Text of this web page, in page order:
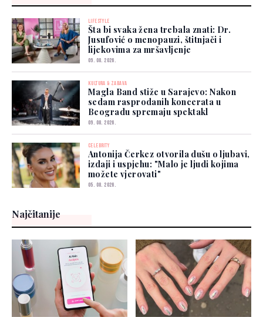
LIFESTYLE
Šta bi svaka žena trebala znati: Dr.
Jusufović o menopauzi, štitnjači i
lijekovima za mršavljenje
09. 08. 2026.
KULTURA & ZABAVA
Magla Band stiže u Sarajevo: Nakon
sedam rasprodanih koncerata u
Beogradu spremaju spektakl
09. 08. 2026.
CELEBRITY
Antonija Čerkez otvorila dušu o ljubavi,
izdaji i uspjehu: "Malo je ljudi kojima
možete vjerovati"
05. 08. 2026.
Najčitanije